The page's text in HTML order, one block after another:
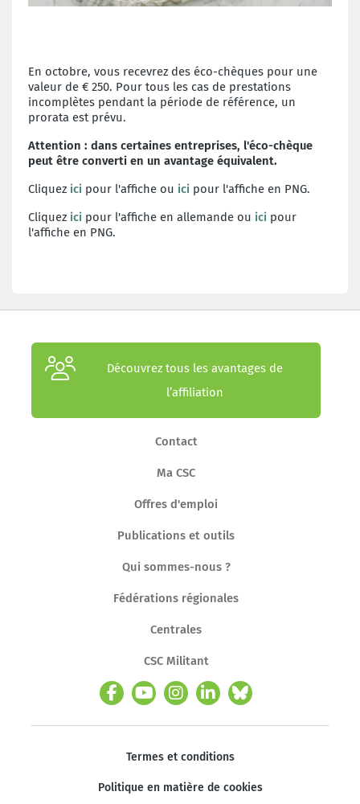
En octobre, vous recevrez des éco-chèques pour une
valeur de € 250. Pour tous les cas de prestations
incomplètes pendant la période de référence, un
prorata est prévu.
Attention : dans certaines entreprises, l'éco-chèque
peut être converti en un avantage équivalent.
Cliquez ici pour l'affiche ou ici pour l'affiche en PNG.
Cliquez ici pour l'affiche en allemande ou ici pour
l'affiche en PNG.
Découvrez tous les avantages de
l’affiliation
Contact
Ma CSC
Offres d'emploi
Publications et outils
Qui sommes-nous ?
Fédérations régionales
Centrales
CSC Militant
Termes et conditions
Politique en matière de cookies